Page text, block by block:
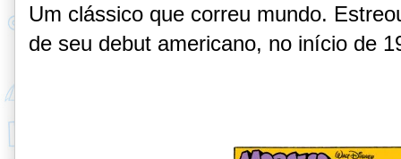
Um clássico que correu mundo.
de seu debut americano, no início de